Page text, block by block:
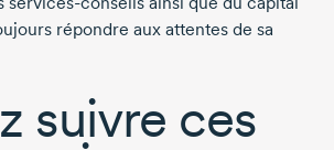
répondre aux attentes de sa
suivre ces